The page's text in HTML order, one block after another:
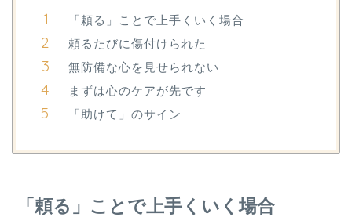
「頼る」ことで上手くいく場合
頼るたびに傷付けられた
無防備な心を見せられない
まずは心のケアが先です
「助けて」のサイン
「頼る」ことで上手くいく場合